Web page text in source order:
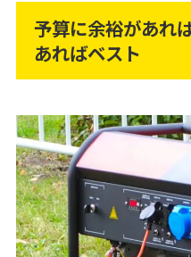
予算に余裕があれ
あればベスト